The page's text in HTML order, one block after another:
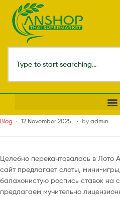
Blog 12 November 2025 by admin
Целебно перекантовалась в Лото
сайт предлагает слоты, мини-
балахонистую роспись ставок на
предлагаем мучительно